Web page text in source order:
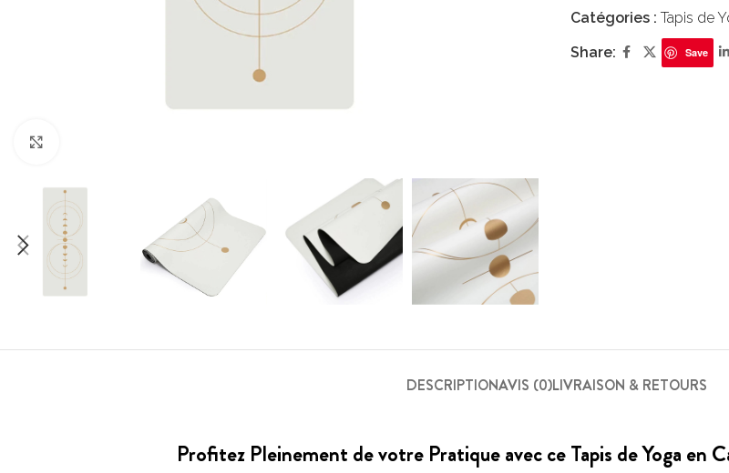
Catégories : Tapis de
Share: Save
DESCRIPTIONAVIS (0)LIVRAISON & RETOURS
Profitez Pleinement de votre Pratique avec ce Tapis de Yoga en